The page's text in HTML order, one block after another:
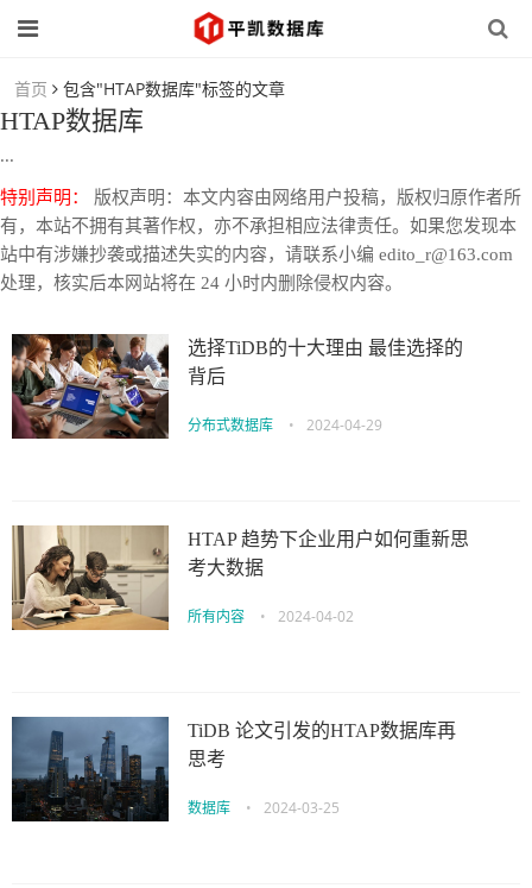
首页 包含"HTAP数据库"标签的文章
HTAP数据库
...
特别声明：
版权声明：本文内容由网络用户投稿，版权归原作者所
有，本站不拥有其著作权，亦不承担相应法律责任。如果您发现本
站中有涉嫌抄袭或描述失实的内容，请联系小编 edito_r@163.com
处理，核实后本网站将在 24 小时内删除侵权内容。
选择TiDB的十大理由 最佳选择的
背后
分布式数据库 • 2024-04-29
HTAP 趋势下企业用户如何重新思
考大数据
所有内容 • 2024-04-02
TiDB 论文引发的HTAP数据库再
思考
数据库 • 2024-03-25